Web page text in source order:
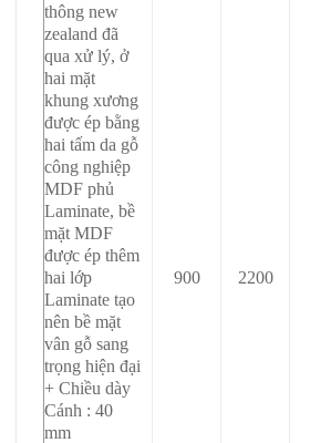
thông new
zealand đã
qua xử lý, ở
hai mặt
khung xương
được ép bằng
hai tấm da gỗ
công nghiệp
MDF phủ
Laminate, bề
mặt MDF
được ép thêm
hai lớp
Laminate tạo
nên bề mặt
vân gỗ sang
trọng hiện đại
+ Chiều dày
Cánh : 40
mm
900 2200